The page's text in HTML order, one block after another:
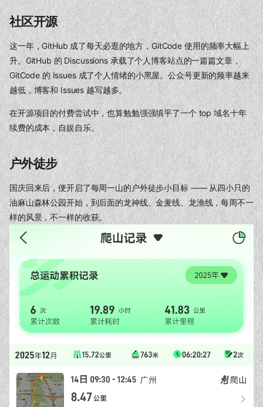
社区开源
这一年，GitHub 成了每天必逛的地方，GitCode 使用的频率大幅上
升。GitHub 的 Discussions 承载了个人博客站点的一篇篇文章，
GitCode 的 Issues 成了个人情绪的小黑屋。公众号更新的频率越来
越低，博客和 Issues 越写越多。
在开源项目的付费尝试中，也算勉勉强强填平了一个 top 域名十年
续费的成本，自娱自乐。
户外徒步
国庆回来后，便开启了每周一山的户外徒步小目标 —— 从四小只的
油麻山森林公园开始，到后面的龙神线、金麦线、龙渔线，每周不一
样的风景，不一样的收获。